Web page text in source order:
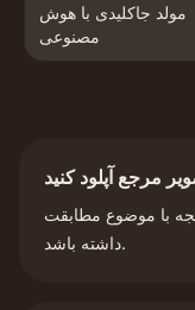
مولد جاکلیدی با هوش
مصنوعی
مرجع آپلود کنید
با موضوع مطابقت
داشته باشد.